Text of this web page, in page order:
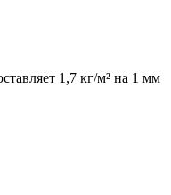
1,7 кг/м² на 1 мм